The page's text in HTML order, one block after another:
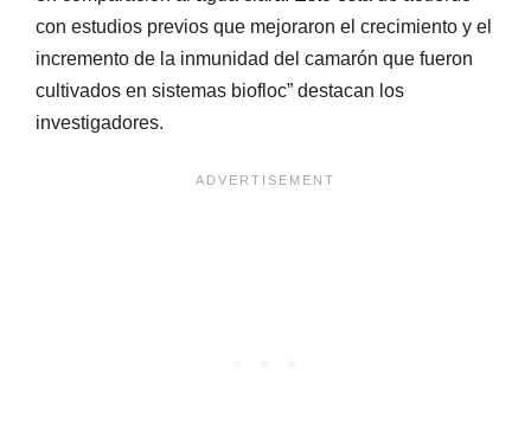
con estudios previos que mejoraron el crecimiento y el
incremento de la inmunidad del camarón que fueron
cultivados en sistemas biofloc” destacan los
investigadores.